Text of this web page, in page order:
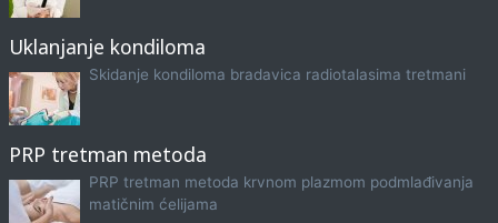
Uklanjanje kondiloma
Skidanje kondiloma bradavica radiotalasima tretmani
PRP tretman metoda
PRP tretman metoda krvnom plazmom podmlađivanja
matičnim ćelijama